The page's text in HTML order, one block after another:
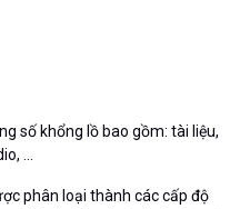
số khổng lồ bao gồm: tài liệu,
...
phân loại thành các cấp độ